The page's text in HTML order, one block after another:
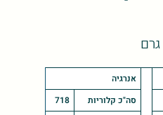
אנרגיה
סה"כ קלוריות 718